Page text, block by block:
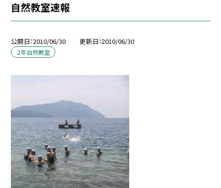
自然教室速報
公開日 2010/06/30 更新日 2010/06/30
２年自然教室